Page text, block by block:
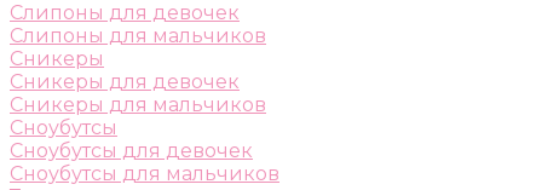
Слипоны для девочек
Слипоны для мальчиков
Сникеры
Сникеры для девочек
Сникеры для мальчиков
Сноубутсы
Сноубутсы для девочек
Сноубутсы для мальчиков